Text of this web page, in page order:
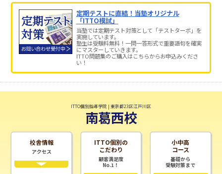
定期テストに直結！当塾オリジナル
「ITTO模試」
当塾では定期テスト対策として「テストターボ」を
実施しています。
塾生は受験料無料！一問一答形式で重要語句を確実
にマスターしていきます。
ITTO問題集のご購入はこちらからお申込みくださ
い！
ITTO個別指導学院 | 東京都23区江戸川区
南葛西校
校舎情報
アクセス
ITTO個別の
こだわり
顧客満足度
No.1！
小中高
コース
基礎から
受験対策まで